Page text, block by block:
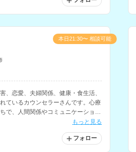
、恋愛、夫婦関係、健康・食生活、
ているカウンセラーさんです。心療
で、人間関係やコミュニケーショ
もっと見る
フォロー
本日21:30〜 相談可能